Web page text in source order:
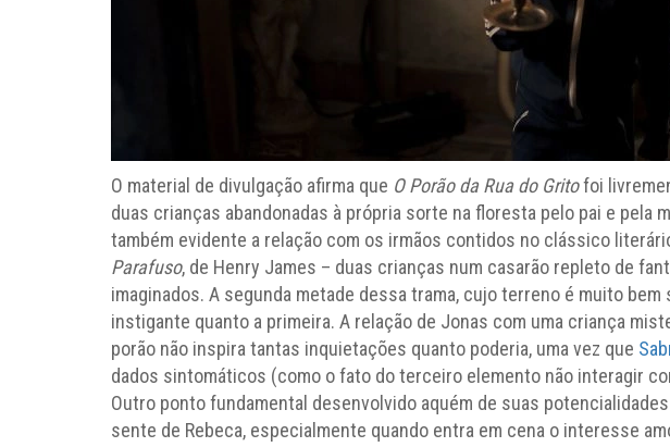
O material de divulgação afirma que O Porão da Rua do Gritofoi
duas crianças abandonadas à própria sorte na floresta pelo pai e pela
também evidente a relação com os irmãos contidos no clássico
Parafuso, de Henry James – duas crianças num casarão repleto de
imaginados. A segunda metade dessa trama, cujo terreno é muito bem
instigante quanto a primeira. A relação de Jonas com uma criança
porão não inspira tantas inquietações quanto poderia, uma vez que
dados sintomáticos (como o fato do terceiro elemento não interagir
Outro ponto fundamental desenvolvido aquém de suas
sente de Rebeca, especialmente quando entra em cena o interesse